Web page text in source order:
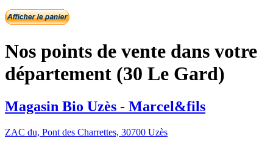
Nos points de vente dans votre
département (30 Le Gard)
Magasin Bio Uzès - Marcel&fils
ZAC du, Pont des Charrettes, 30700 Uzès